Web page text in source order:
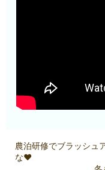
農泊研修でブラッシュ
な❤